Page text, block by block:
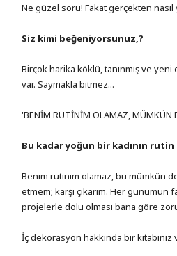
Ne güzel soru! Fakat gerçekten nasıl
Siz kimi beğeniyorsunuz,?
Birçok harika köklü, tanınmış ve yeni
var. Saymakla bitmez...
'BENİM RUTİNİM OLAMAZ, MÜMKÜN
Bu kadar yoğun bir kadının
Benim rutinim olamaz, bu mümkün
etmem; karşı çıkarım. Her günümün
projelerle dolu olması bana göre
İç dekorasyon hakkında bir kitabınız